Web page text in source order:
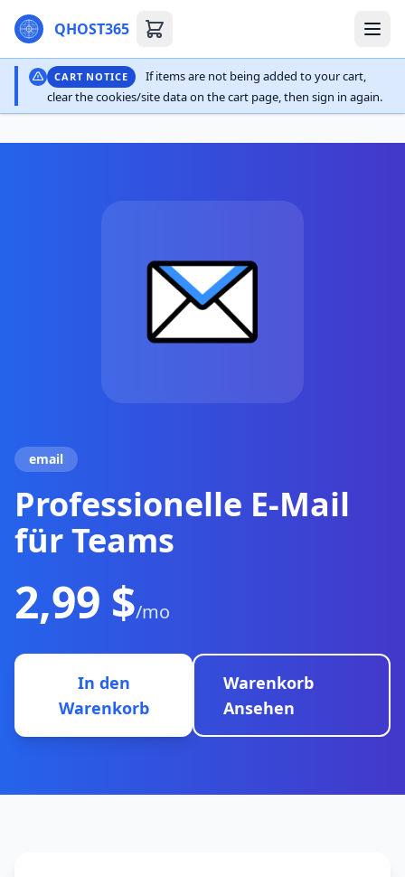
QHOST365
CART NOTICE
If items are not being added to your cart,
clear the cookies/site data on the cart page, then sign in again.
email
Professionelle E-Mail
für Teams
2,99 $/mo
In den
Warenkorb
Warenkorb
Ansehen